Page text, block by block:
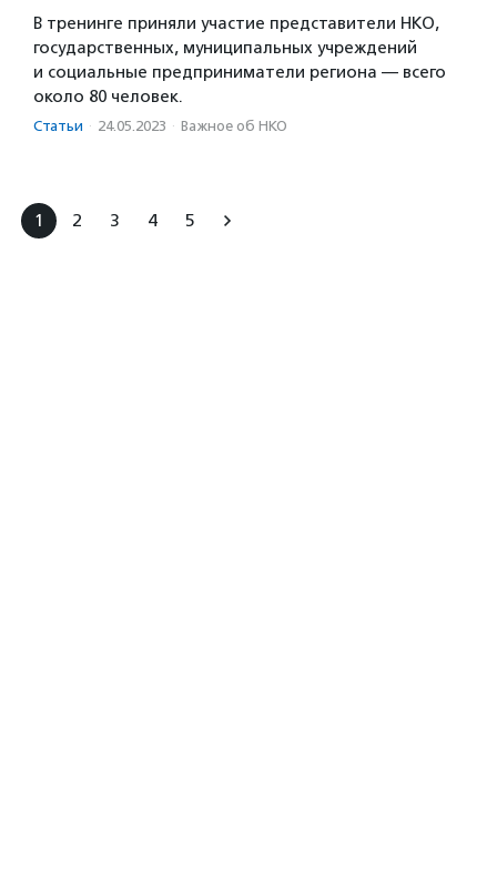
В тренинге приняли участие представители НКО,
государственных, муниципальных учреждений
и социальные предприниматели региона — всего
около 80 человек.
Статьи · 24.05.2023 · Важное об НКО
1 2 3 4 5